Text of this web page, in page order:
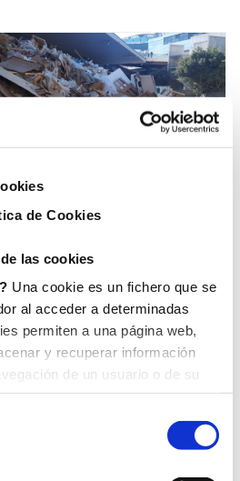
de Cookies
las cookies
Una cookie es un fichero que se
al acceder a determinadas
permiten a una página web,
y recuperar información
de un usuario o de su
la información que contengan y
su equipo, pueden utilizarse
DE
LAS
LIMPIEZA Y
internacional de cerámica,